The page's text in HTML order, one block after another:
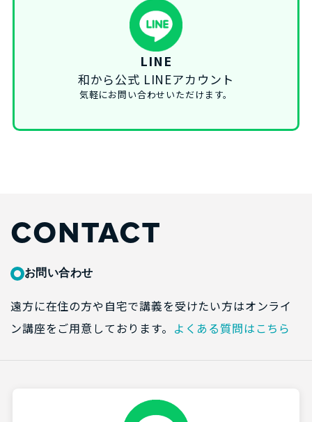
LINE
和から公式 LINEアカウント
気軽にお問い合わせいただけます。
CONTACT
お問い合わせ
遠方に在住の方や自宅で講義を受けたい方はオンライ
ン講座をご用意しております。 よくある質問はこちら